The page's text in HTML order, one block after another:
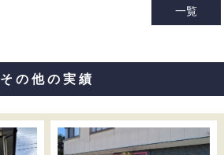
一覧
その他の実績